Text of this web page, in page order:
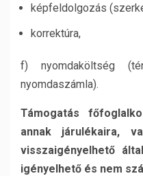
képfeldolgozás
korrektúra,
f) nyomdaköltség
nyomdaszámla).
Támogatás
annak járulékaira,
visszaigényelhető
igényelhető és nem